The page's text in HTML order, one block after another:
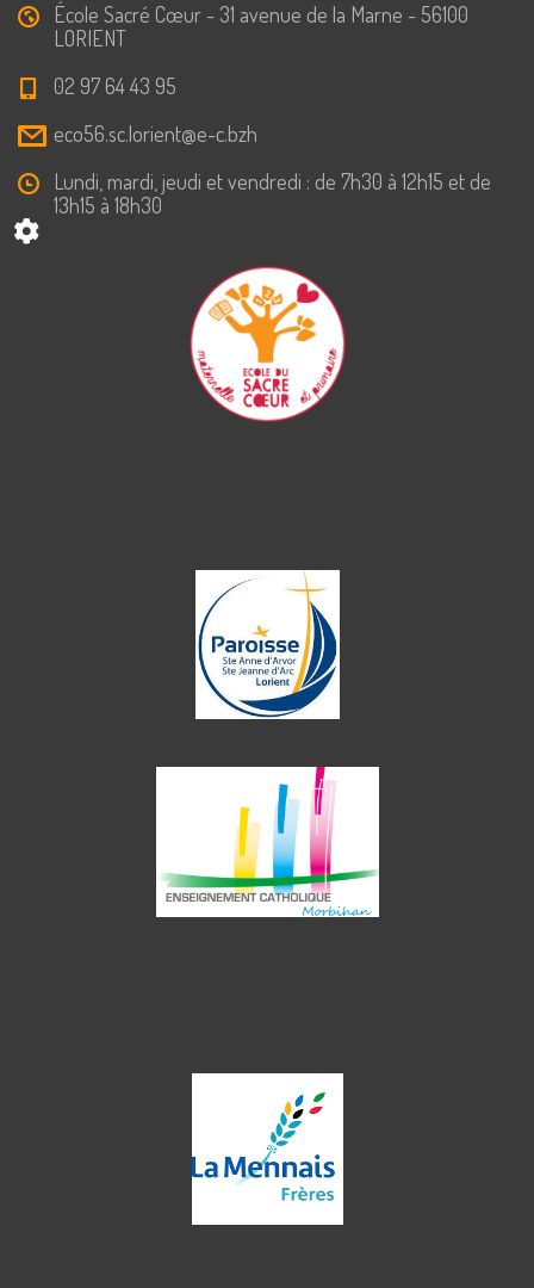
École Sacré Cœur - 31 avenue de la Marne - 56100
LORIENT
02 97 64 43 95
eco56.sc.lorient@e-c.bzh
Lundi, mardi, jeudi et vendredi : de 7h30 à 12h15 et de
13h15 à 18h30